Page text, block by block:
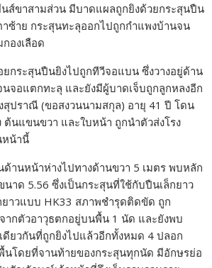
ยีนส์ขาสามส่วน มีบาดแผลถูกยิงด้วยกระสุนปืน
าซ้าย กระสุนทะลุออกไปถูกกำแพงบ้านจน
องเลือด
ยกระสุนปืนยิงไปถูกทีวีจอแบน ซึ่งวางอยู่ด้าน
จอแตกทะลุ และยังมีผู้บาดเจ็บถูกลูกหลงอีก
สุปราณี (ขอสงวนนามสกุล) อายุ 41 ปี โดน
ต้นแขนขวา และใบหน้า ถูกนำตัวส่งโรง
หน้านี้
านหน้าห่างไปทางด้านขวา 5 เมตร พบหลัก
าด 5.56 ซึ่งเป็นกระสุนที่ใช้กับปืนเล็กยาว
าวแบบ HK33 สภาพชำรุดติดขัด ถูก
ากตัวอาวุธตกอยู่บนพื้น 1 นัด และยังพบ
ยวกันที่ถูกยิงไปแล้วอีกทั้งหมด 4 ปลอก
นโดยที่จานท้ายของกระสุนทุกนัด มีอักษรย่อ